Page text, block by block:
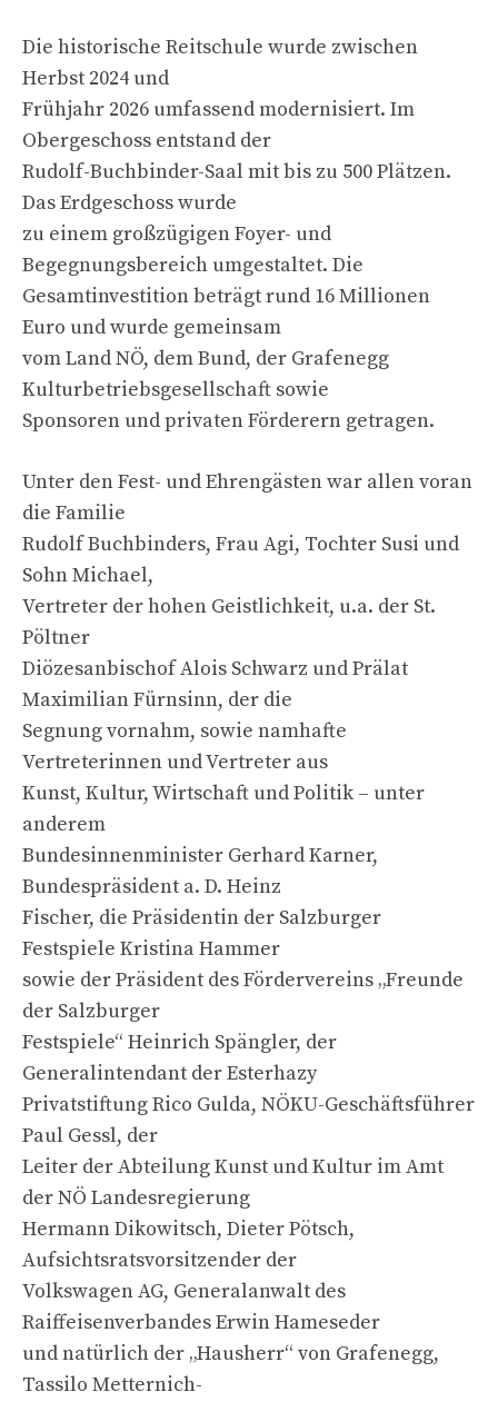
Die historische Reitschule wurde zwischen
Herbst 2024 und
Frühjahr 2026 umfassend modernisiert. Im
Obergeschoss entstand der
Rudolf-Buchbinder-Saal mit bis zu 500 Plätzen.
Das Erdgeschoss wurde
zu einem großzügigen Foyer- und
Begegnungsbereich umgestaltet. Die
Gesamtinvestition beträgt rund 16 Millionen
Euro und wurde gemeinsam
vom Land NÖ, dem Bund, der Grafenegg
Kulturbetriebsgesellschaft sowie
Sponsoren und privaten Förderern getragen.
Unter den Fest- und Ehrengästen war allen voran
die Familie
Rudolf Buchbinders, Frau Agi, Tochter Susi und
Sohn Michael,
Vertreter der hohen Geistlichkeit, u.a. der St.
Pöltner
Diözesanbischof Alois Schwarz und Prälat
Maximilian Fürnsinn, der die
Segnung vornahm, sowie namhafte
Vertreterinnen und Vertreter aus
Kunst, Kultur, Wirtschaft und Politik – unter
anderem
Bundesinnenminister Gerhard Karner,
Bundespräsident a. D. Heinz
Fischer, die Präsidentin der Salzburger
Festspiele Kristina Hammer
sowie der Präsident des Fördervereins „Freunde
der Salzburger
Festspiele“ Heinrich Spängler, der
Generalintendant der Esterhazy
Privatstiftung Rico Gulda, NÖKU-Geschäftsführer
Paul Gessl, der
Leiter der Abteilung Kunst und Kultur im Amt
der NÖ Landesregierung
Hermann Dikowitsch, Dieter Pötsch,
Aufsichtsratsvorsitzender der
Volkswagen AG, Generalanwalt des
Raiffeisenverbandes Erwin Hameseder
und natürlich der „Hausherr“ von Grafenegg,
Tassilo Metternich-